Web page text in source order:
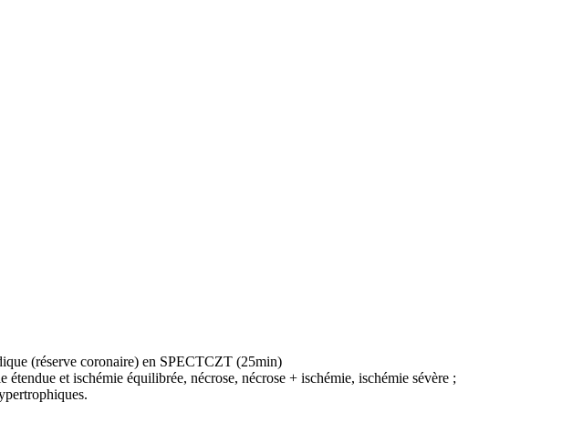
(réserve coronaire) en SPECTCZT (25min)
étendue et ischémie équilibrée, nécrose, nécrose + ischémie, ischémie sévère ;